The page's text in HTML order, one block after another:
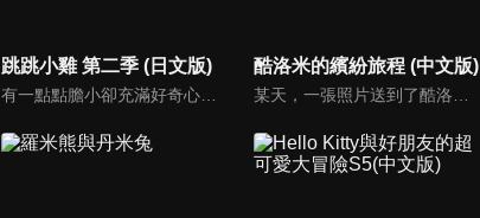
跳跳小雞 第二季 (日文版) 酷洛米的繽紛旅程 (中文版)